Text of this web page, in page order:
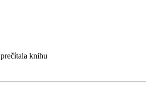
prečítala knihu